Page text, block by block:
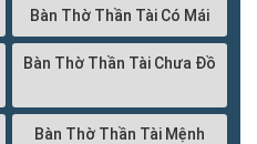
Bàn Thờ Thần Tài Có Mái
Bàn Thờ Thần Tài Chưa Đồ
Bàn Thờ Thần Tài Mệnh